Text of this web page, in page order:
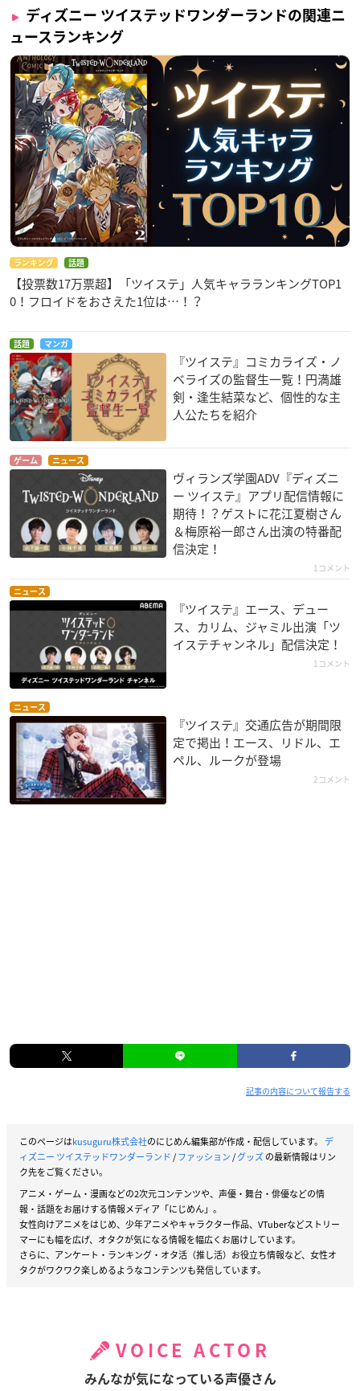
【発売日】
2021年3月
【サイズ】
ワンサイズ
着丈約60cm 身幅約50cm 肩幅約44cm
エンブレム縦約7cm 横約6cm
【素材】
アクリル100％
ディズニー ツイステッドワンダーランド ワンピース
▼ご予約・ご購入はこちらから
プレバン
【価格】
15,400円（税込）
【発売日】
2021年3月
【サイズ】
ワンサイズ
総丈約128cm 肩幅約42cm 胸幅約54.5cm 裾幅約75.5cm
袖丈約19cm
【素材】
ディズニー ツイステッドワンダーランド フーディ
▼ご予約・ご購入はこちらから
プレバン
【価格】
14,300円（税込）
【発売日】
2021年4月
▼ご予約・ご購入はこちらから
プレバン
【発売日】
2021年3月
【サイズ】
本体：縦幅約20cm 横幅約17.5cm 厚み約9cm
チャーム：縦幅最大約6.1cm 横幅最大約2.9cm 厚み約0.5c
本体：合成皮革（ポリウレタンコーティング）
チャーム部分：亜鉛合金、ポリエステル、鉄
ディズニー ツイステッドワンダーランドの関連ニ
ュースランキング
ランキング 話題
【投票数17万票超】「ツイステ」人気キャラランキングTOP1
0！フロイドをおさえた1位は…！？
話題 マンガ
『ツイステ』コミカライズ・ノ
ベライズの監督生一覧！円満雄
剣・逢生結菜など、個性的な主
人公たちを紹介
ゲーム ニュース
ヴィランズ学園ADV『ディズニ
ー ツイステ』アプリ配信情報に
期待！？ゲストに花江夏樹さん
＆梅原裕一郎さん出演の特番配
信決定！
1コメント
ニュース
『ツイステ』エース、デュー
ス、カリム、ジャミル出演「ツ
イステチャンネル」配信決定！
1コメント
ニュース
『ツイステ』交通広告が期間限
定で掲出！エース、リドル、エ
ペル、ルークが登場
2コメント
記事の内容について報告する
このページはkusuguru株式会社のにじめん編集部が作成・配信しています。 デ
ィズニー ツイステッドワンダーランド/ファッション/グッズの最新情報はリン
ク先をご覧ください。
アニメ・ゲーム・漫画などの2次元コンテンツや、声優・舞台・俳優などの情
報・話題をお届けする情報メディア「にじめん」。
女性向けアニメをはじめ、少年アニメやキャラクター作品、VTuberなどストリー
マーにも幅を広げ、オタクが気になる情報を幅広くお届けしています。
さらに、アンケート・ランキング・オタ活（推し活）お役立ち情報など、女性オ
タクがワクワク楽しめるようなコンテンツも発信しています。
VOICE ACTOR
みんなが気になっている声優さん